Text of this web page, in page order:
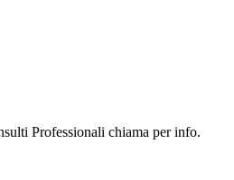
Professionali chiama per info.